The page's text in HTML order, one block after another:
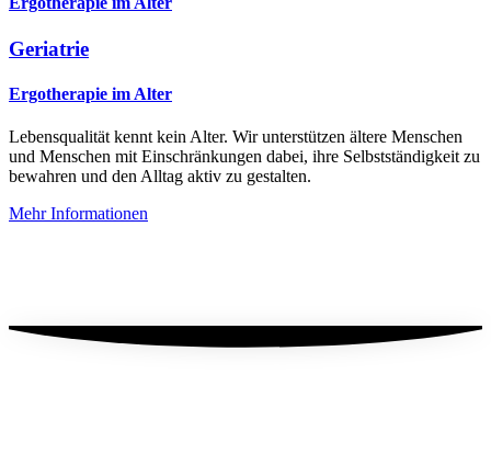
Geriatrie
Ergotherapie im Alter
Lebensqualität kennt kein Alter. Wir unterstützen ältere Menschen
und Menschen mit Einschränkungen dabei, ihre Selbstständigkeit zu
bewahren und den Alltag aktiv zu gestalten.
Mehr Informationen